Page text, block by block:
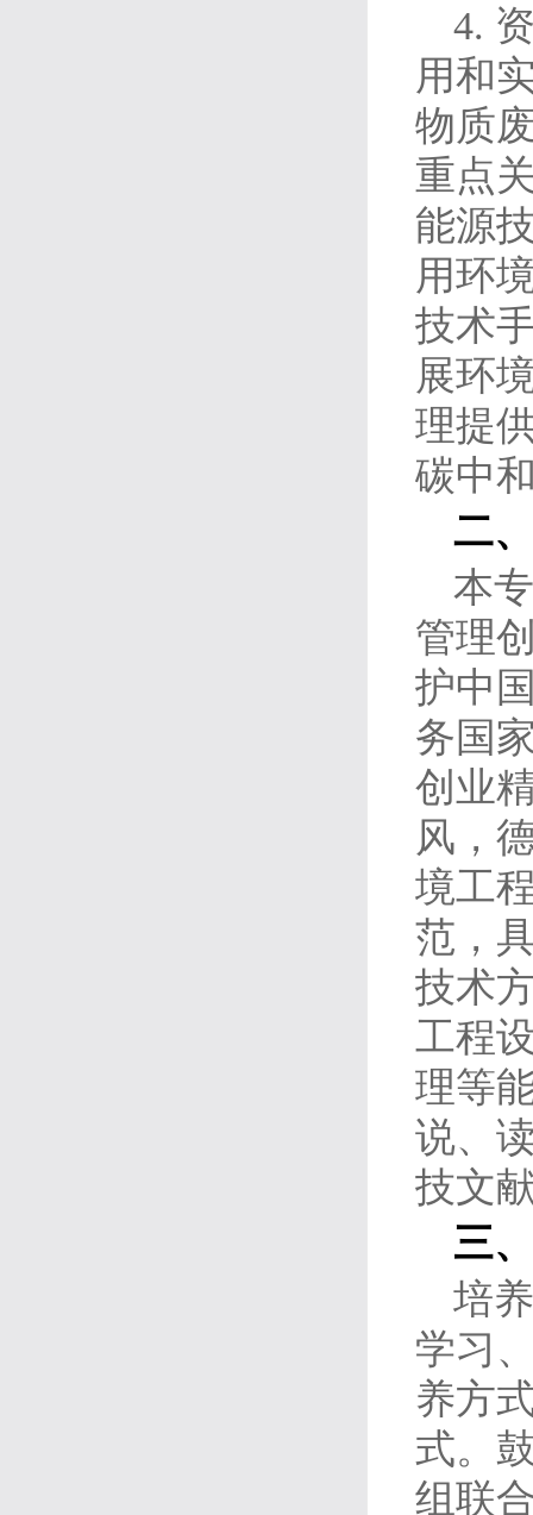
4.
用和
物质
重点
能源
用环
技术
展环
理提
碳中
二
本
管理
护中
务国
创业
风，
境工
范，
技术
工程
理等
说、
技文
三
培
学习
养方
式。
组联